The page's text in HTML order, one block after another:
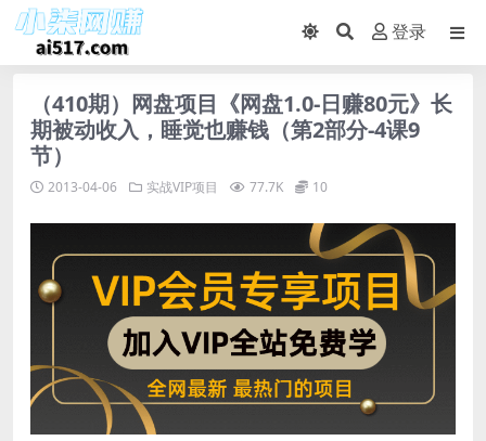
登录
（410期）网盘项目《网盘1.0-日赚80元》长
期被动收入，睡觉也赚钱（第2部分-4课9
节）
2013-04-06 实战VIP项目 77.7K 10